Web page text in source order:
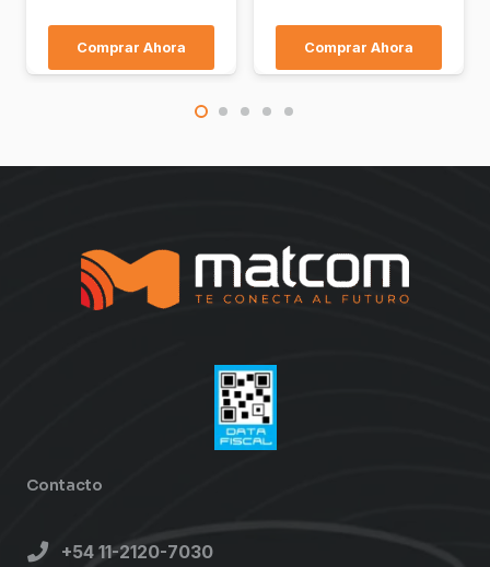
Comprar Ahora Comprar Ahora
Contacto
+54 11-2120-7030